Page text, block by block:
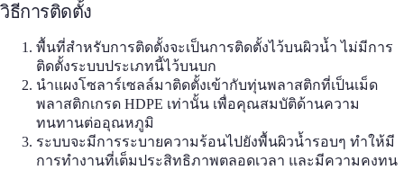
วิธีการติดตั้ง
พื้นที่สำหรับการติดตั้งจะเป็นการติดตั้งไว้บนผิวน้ำ ไม่มีการ
ติดตั้งระบบประเภทนี้ไว้บนบก
นำแผงโซลาร์เซลล์มาติดตั้งเข้ากับทุ่นพลาสติกที่เป็นเม็ด
พลาสติกเกรด HDPE เท่านั้น เพื่อคุณสมบัติด้านความ
ทนทานต่ออุณหภูมิ
ระบบจะมีการระบายความร้อนไปยังพื้นผิวน้ำรอบๆ ทำให้มี
การทำงานที่เต็มประสิทธิภาพตลอดเวลา และมีความคงทน